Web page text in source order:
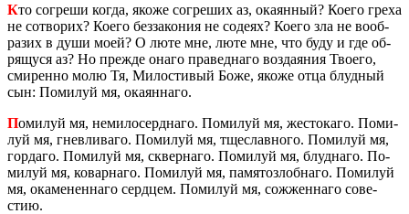
Кто со­гре­ши когда, якоже со­гре­ших аз, ока­ян­ный? Коего греха
не со­тво­рих? Коего без­за­ко­ния не со­де­ях? Коего зла не во­об­
ра­зих в души моей? О люте мне, люте мне, что буду и где об­
ря­щу­ся аз? Но пре­жде онаго пра­вед­на­го воз­да­я­ния Тво­е­го,
сми­рен­но молю Тя, Ми­ло­сти­вый Боже, якоже отца блуд­ный
сын: По­ми­луй мя, ока­ян­на­го.
Поми­луй мя, неми­ло­серд­на­го. По­ми­луй мя, же­сто­ка­го. По­ми­
луй мя, гнев­ли­ва­го. По­ми­луй мя, тще­слав­но­го. По­ми­луй мя,
гор­да­го. По­ми­луй мя, сквер­на­го. По­ми­луй мя, блуд­на­го. По­
ми­луй мя, ко­вар­на­го. По­ми­луй мя, па­мя­то­злоб­на­го. По­ми­луй
мя, ока­ме­нен­на­го серд­цем. По­ми­луй мя, со­жжен­на­го со­ве­
стию.